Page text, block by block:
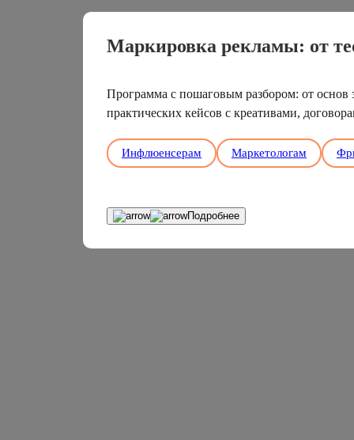
Маркировка рекламы: от
Программа с пошаговым разбором: от основ
практических кейсов с креативами,
Инфлюенсерам Маркетологам
Подробнее